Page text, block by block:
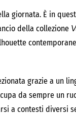
giornata. È in
della collezione
grazie a un
da sempre un
a contesti diversi